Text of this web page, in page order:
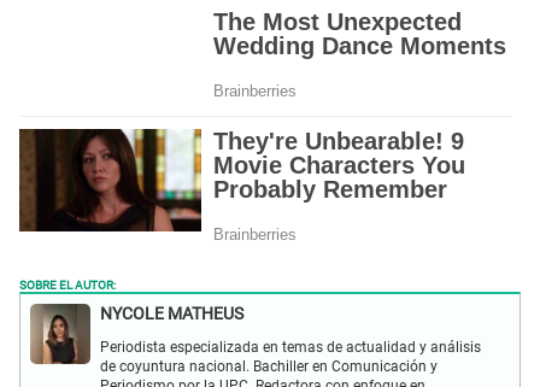
SOBRE EL AUTOR:
NYCOLE MATHEUS
Periodista especializada en temas de actualidad y análisis
de coyuntura nacional. Bachiller en Comunicación y